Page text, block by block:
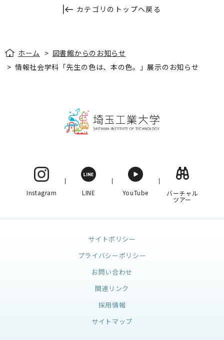
カテゴリのトップへ戻る
ホーム > 図書館からのお知らせ
> 情報社会学科「先生の色は、本の色。」展示のお知らせ
Instagram LINE YouTube バーチャル
ツアー
サイトポリシー
プライバシーポリシー
お問い合わせ
関連リンク
採用情報
サイトマップ